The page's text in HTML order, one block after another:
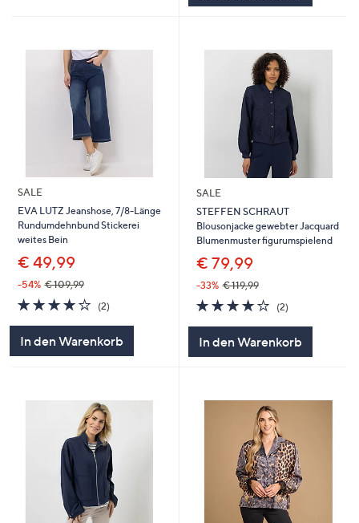
SALE
EVA LUTZ Jeanshose, 7/8-Länge
Rundumdehnbund Stickerei
weites Bein
€ 49,99
-54% € 109,99
4.0
von
(2)
In den Warenkorb
SALE
STEFFEN SCHRAUT
Blousonjacke gewebter Jacquard
Blumenmuster figurumspielend
€ 79,99
-33% € 119,99
4.0
von
5
(2)
In den Warenkorb